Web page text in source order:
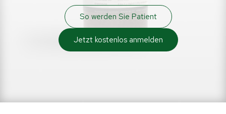
So werden Sie Patient
Jetzt kostenlos anmelden